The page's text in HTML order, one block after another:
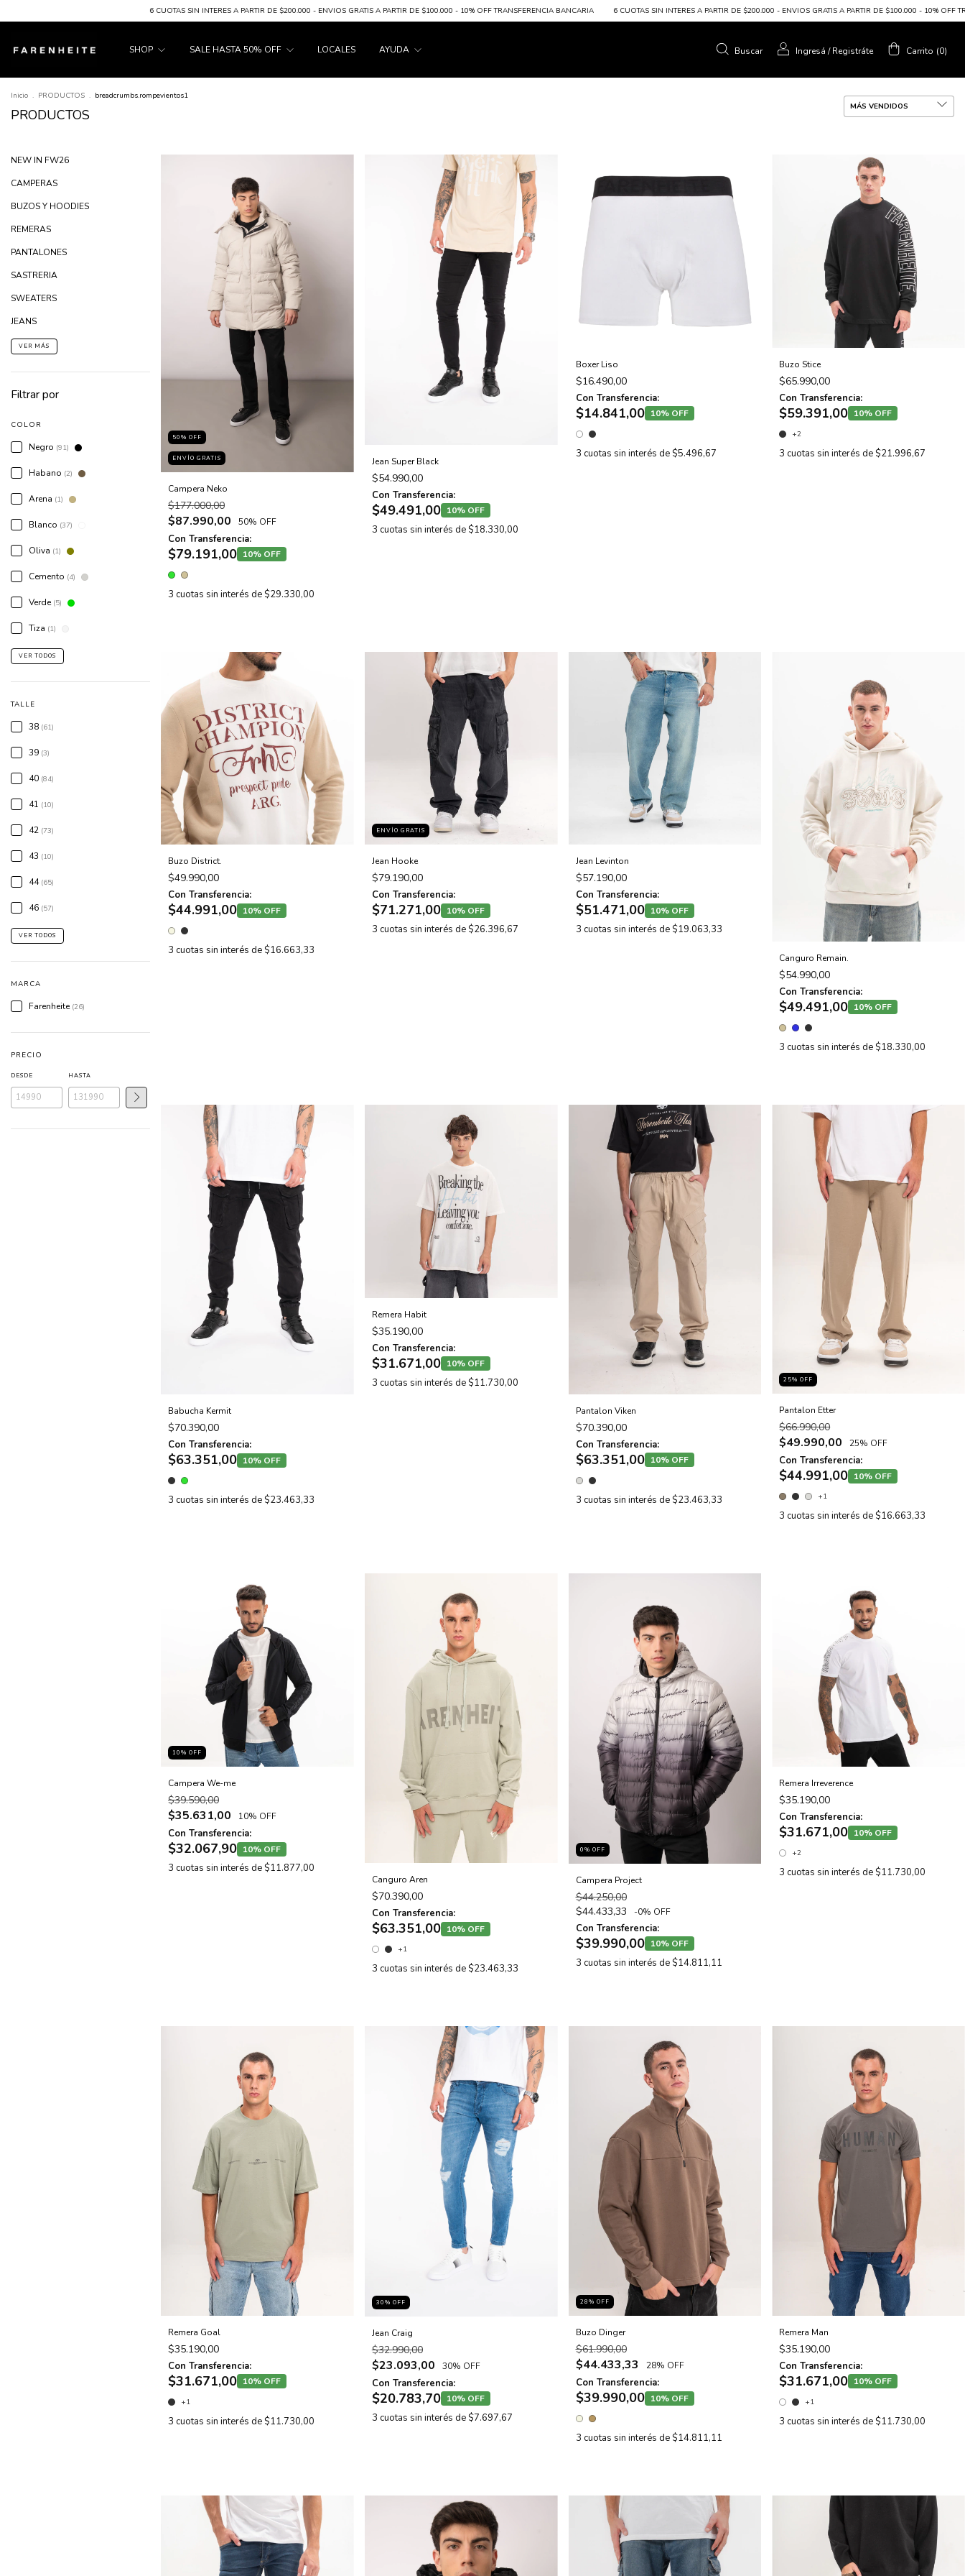
6 CUOTAS SIN INTERES A PARTIR DE $200.000 - ENVIOS GRATIS A PARTIR DE $100.000 - 10% OFF TRANSFERENCIA BANCARIA 6 CUOTAS SIN INTERES A PARTIR DE $200.000 - ENVIOS GRATIS A PARTIR DE $100.000 - 10% OFF TRANSFERENCIA BANCARIA
SHOP SALE HASTA 50% OFF LOCALES AYUDA Buscar Ingresá /Registráte Carrito (0)
Inicio . PRODUCTOS . breadcrumbs.rompevientos1
PRODUCTOS
NEW IN FW26
CAMPERAS
BUZOS Y HOODIES
REMERAS
PANTALONES
SASTRERIA
SWEATERS
JEANS
VER MÁS
Filtrar por
COLOR
Negro (91)
Habano (2)
Arena (1)
Blanco (37)
Oliva (1)
Cemento (4)
Verde (5)
Tiza (1)
VER TODOS
TALLE
38 (61)
39 (3)
40 (84)
41 (10)
42 (73)
43 (10)
44 (65)
46 (57)
VER TODOS
MARCA
Farenheite (26)
PRECIO
DESDE HASTA
50% OFF
ENVÍO GRATIS
Campera Neko
$177.000,00
$87.990,00 50% OFF
Con Transferencia:
$79.191,00 10% OFF
3 cuotas sin interés de $29.330,00
Jean Super Black
$54.990,00
Con Transferencia:
$49.491,00 10% OFF
3 cuotas sin interés de $18.330,00
Boxer Liso
$16.490,00
Con Transferencia:
$14.841,00 10% OFF
3 cuotas sin interés de $5.496,67
Buzo Stice
$65.990,00
Con Transferencia:
$59.391,00 10% OFF
+2
3 cuotas sin interés de $21.996,67
Buzo District.
$49.990,00
Con Transferencia:
$44.991,00 10% OFF
3 cuotas sin interés de $16.663,33
ENVÍO GRATIS
Jean Hooke
$79.190,00
Con Transferencia:
$71.271,00 10% OFF
3 cuotas sin interés de $26.396,67
Jean Levinton
$57.190,00
Con Transferencia:
$51.471,00 10% OFF
3 cuotas sin interés de $19.063,33
Canguro Remain.
$54.990,00
Con Transferencia:
$49.491,00 10% OFF
3 cuotas sin interés de $18.330,00
Babucha Kermit
$70.390,00
Con Transferencia:
$63.351,00 10% OFF
3 cuotas sin interés de $23.463,33
Remera Habit
$35.190,00
Con Transferencia:
$31.671,00 10% OFF
3 cuotas sin interés de $11.730,00
Pantalon Viken
$70.390,00
Con Transferencia:
$63.351,00 10% OFF
3 cuotas sin interés de $23.463,33
25% OFF
Pantalon Etter
$66.990,00
$49.990,00 25% OFF
Con Transferencia:
$44.991,00 10% OFF
+1
3 cuotas sin interés de $16.663,33
10% OFF
Campera We-me
$39.590,00
$35.631,00 10% OFF
Con Transferencia:
$32.067,90 10% OFF
3 cuotas sin interés de $11.877,00
Canguro Aren
$70.390,00
Con Transferencia:
$63.351,00 10% OFF
+1
3 cuotas sin interés de $23.463,33
0% OFF
Campera Project
$44.250,00
$44.433,33
-0% OFF
Con Transferencia:
$39.990,00 10% OFF
3 cuotas sin interés de $14.811,11
Remera Irreverence
$35.190,00
Con Transferencia:
$31.671,00 10% OFF
+2
3 cuotas sin interés de $11.730,00
Remera Goal
$35.190,00
Con Transferencia:
$31.671,00 10% OFF
+1
3 cuotas sin interés de $11.730,00
30% OFF
Jean Craig
$32.990,00
$23.093,00 30% OFF
Con Transferencia:
$20.783,70 10% OFF
3 cuotas sin interés de $7.697,67
28% OFF
Buzo Dinger
$61.990,00
$44.433,33 28% OFF
Con Transferencia:
$39.990,00 10% OFF
3 cuotas sin interés de $14.811,11
Remera Man
$35.190,00
Con Transferencia:
$31.671,00 10% OFF
+1
3 cuotas sin interés de $11.730,00